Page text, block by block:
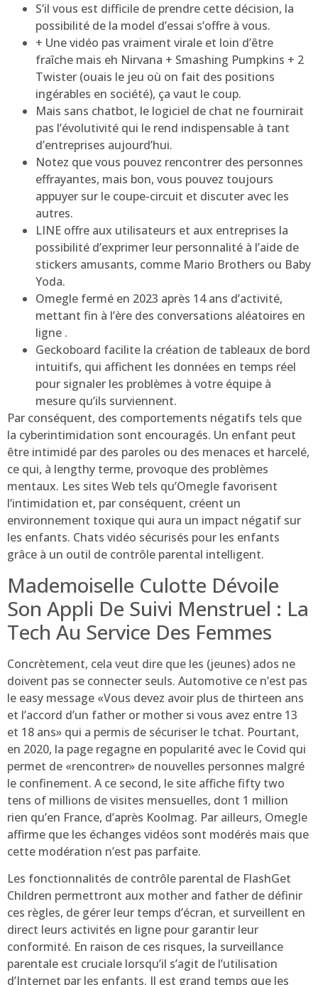
S’il vous est difficile de prendre cette décision, la
possibilité de la model d’essai s’offre à vous.
+ Une vidéo pas vraiment virale et loin d’être
fraîche mais eh Nirvana + Smashing Pumpkins + 2
Twister (ouais le jeu où on fait des positions
ingérables en société), ça vaut le coup.
Mais sans chatbot, le logiciel de chat ne fournirait
pas l’évolutivité qui le rend indispensable à tant
d’entreprises aujourd’hui.
Notez que vous pouvez rencontrer des personnes
effrayantes, mais bon, vous pouvez toujours
appuyer sur le coupe-circuit et discuter avec les
autres.
LINE offre aux utilisateurs et aux entreprises la
possibilité d’exprimer leur personnalité à l’aide de
stickers amusants, comme Mario Brothers ou Baby
Yoda.
Omegle fermé en 2023 après 14 ans d’activité,
mettant fin à l’ère des conversations aléatoires en
ligne .
Geckoboard facilite la création de tableaux de bord
intuitifs, qui affichent les données en temps réel
pour signaler les problèmes à votre équipe à
mesure qu’ils surviennent.
Par conséquent, des comportements négatifs tels que
la cyberintimidation sont encouragés. Un enfant peut
être intimidé par des paroles ou des menaces et harcelé,
ce qui, à lengthy terme, provoque des problèmes
mentaux. Les sites Web tels qu’Omegle favorisent
l’intimidation et, par conséquent, créent un
environnement toxique qui aura un impact négatif sur
les enfants. Chats vidéo sécurisés pour les enfants
grâce à un outil de contrôle parental intelligent.
Mademoiselle Culotte Dévoile
Son Appli De Suivi Menstruel : La
Tech Au Service Des Femmes
Concrètement, cela veut dire que les (jeunes) ados ne
doivent pas se connecter seuls. Automotive ce n’est pas
le easy message «Vous devez avoir plus de thirteen ans
et l’accord d’un father or mother si vous avez entre 13
et 18 ans» qui a permis de sécuriser le tchat. Pourtant,
en 2020, la page regagne en popularité avec le Covid qui
permet de «rencontrer» de nouvelles personnes malgré
le confinement. A ce second, le site affiche fifty two
tens of millions de visites mensuelles, dont 1 million
rien qu’en France, d’après Koolmag. Par ailleurs, Omegle
affirme que les échanges vidéos sont modérés mais que
cette modération n’est pas parfaite.
Les fonctionnalités de contrôle parental de FlashGet
Children permettront aux mother and father de définir
ces règles, de gérer leur temps d’écran, et surveillent en
direct leurs activités en ligne pour garantir leur
conformité. En raison de ces risques, la surveillance
parentale est cruciale lorsqu’il s’agit de l’utilisation
d’Internet par les enfants. Il est grand temps que les